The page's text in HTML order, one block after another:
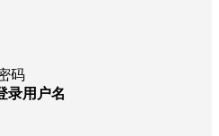
码
录用户名